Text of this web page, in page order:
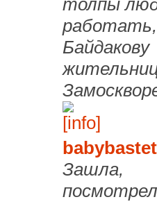
толпы
Байдакову
Зашла,